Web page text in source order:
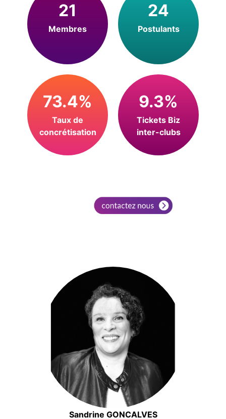
21
Membres
24
Postulants
73.4%
Taux de
concrétisation
9.3%
Tickets Biz
inter-clubs
Sandrine GONCALVES